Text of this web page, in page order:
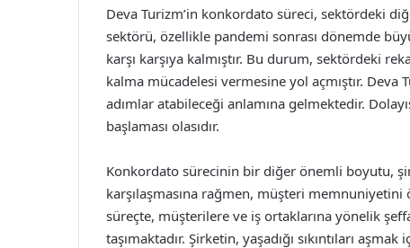
Deva Turizm’in konkordato süreci, sektördeki
sektörü, özellikle pandemi sonrası dönemde
karşı karşıya kalmıştır. Bu durum, sektördeki
kalma mücadelesi vermesine yol açmıştır. Deva
adımlar atabileceği anlamına gelmektedir.
başlaması olasıdır.
Konkordato sürecinin bir diğer önemli boyutu,
karşılaşmasına rağmen, müşteri memnuniyetini
süreçte, müşterilere ve iş ortaklarına yönelik
taşımaktadır. Şirketin, yaşadığı sıkıntıları